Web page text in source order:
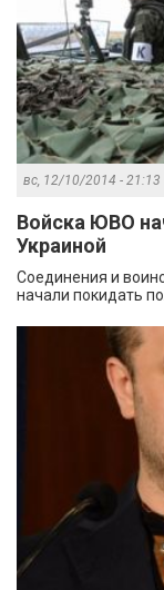
вс, 12/10/2014 - 21:13
Войска ЮВО
Украиной
Соединения и
начали покидать